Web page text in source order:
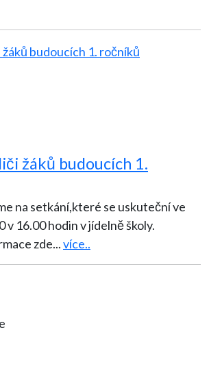
žáků budoucích 1.
na setkání,které se uskuteční ve
16.00 hodin v jídelně školy.
zde...více..